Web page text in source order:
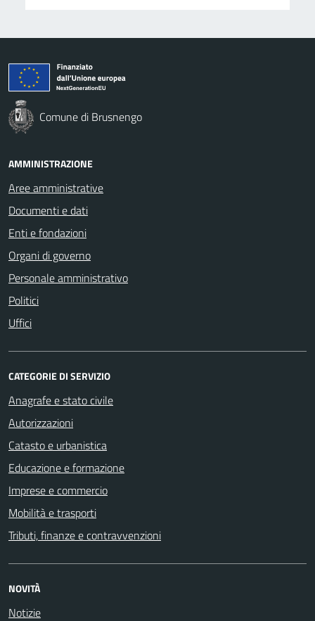
Comune di Brusnengo
AMMINISTRAZIONE
Aree amministrative
Documenti e dati
Enti e fondazioni
Organi di governo
Personale amministrativo
Politici
Uffici
CATEGORIE DI SERVIZIO
Anagrafe e stato civile
Autorizzazioni
Catasto e urbanistica
Educazione e formazione
Imprese e commercio
Mobilità e trasporti
Tributi, finanze e contravvenzioni
NOVITÀ
Notizie